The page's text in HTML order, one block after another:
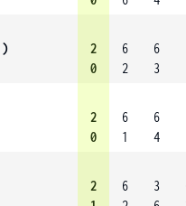
2
0
6
2
6
3
2
0
6
1
6
4
2
6
3